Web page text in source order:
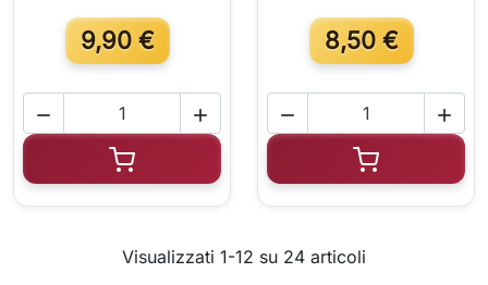
9,90 €


Aggiungi al carrello
8,50 €


Aggiungi al
Visualizzati 1-12 su 24 articoli